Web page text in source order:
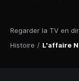
Regarder la TV en
Histoire / L'affaire